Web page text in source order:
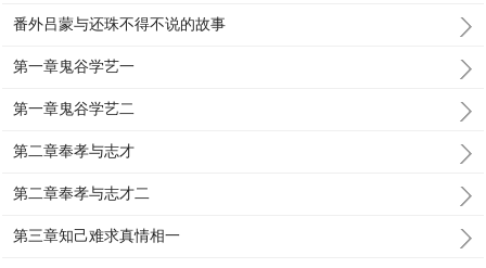
番外吕蒙与还珠不得不说的故事
第一章鬼谷学艺一
第一章鬼谷学艺二
第二章奉孝与志才
第二章奉孝与志才二
第三章知己难求真情相一